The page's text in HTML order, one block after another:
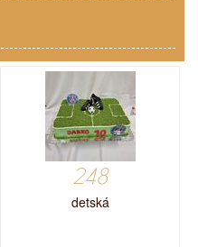
248
detská